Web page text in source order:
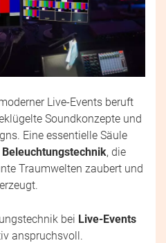
Live-Events beruft
Soundkonzepte und
Eine essentielle Säule
Beleuchtungstechnik, die
Traumwelten zaubert und
bei Live-Events
anspruchsvoll.